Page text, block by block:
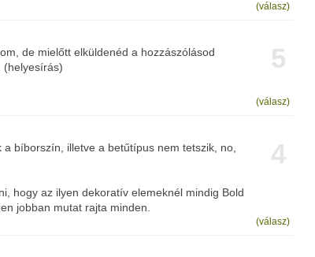
(válasz)
5
de mielőtt elküldenéd a hozzászólásod
(helyesírás)
(válasz)
4
bíborszín, illetve a betűtípus nem tetszik, no,
hogy az ilyen dekoratív elemeknél mindig Bold
jobban mutat rajta minden.
(válasz)